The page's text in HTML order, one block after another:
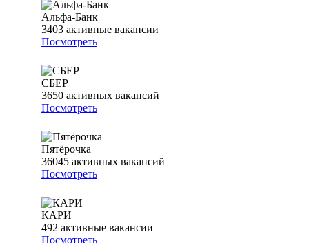
Альфа-Банк
3403 активные вакансии
Посмотреть
СБЕР
3650 активных вакансий
Посмотреть
Пятёрочка
36045 активных вакансий
Посмотреть
КАРИ
492 активные вакансии
Посмотреть